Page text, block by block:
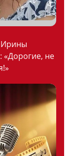
Ирины
«Дорогие, не